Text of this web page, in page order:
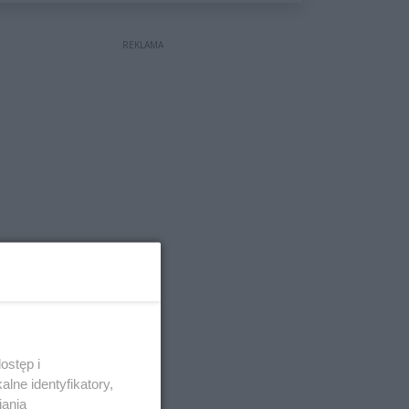
REKLAMA
i
identyfikatory,